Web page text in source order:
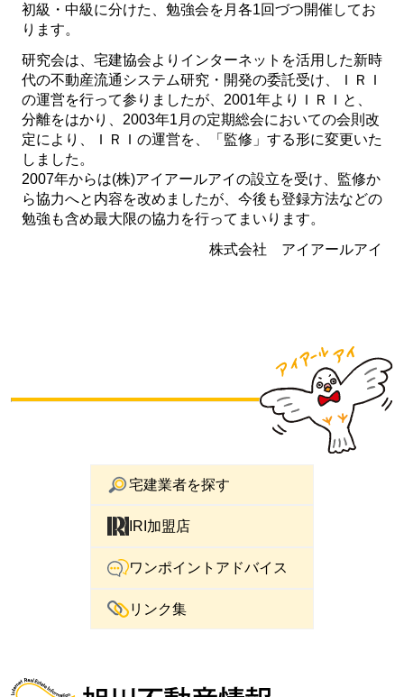
初級・中級に分けた、勉強会を月各1回づつ開催してお
ります。
研究会は、宅建協会よりインターネットを活用した新時
代の不動産流通システム研究・開発の委託受け、ＩＲＩ
の運営を行って参りましたが、2001年よりＩＲＩと、
分離をはかり、2003年1月の定期総会においての会則改
定により、ＩＲＩの運営を、「監修」する形に変更いた
しました。
2007年からは(株)アイアールアイの設立を受け、監修か
ら協力へと内容を改めましたが、今後も登録方法などの
勉強も含め最大限の協力を行ってまいります。
株式会社 アイアールアイ
宅建業者を探す
IRI加盟店
ワンポイントアドバイス
リンク集